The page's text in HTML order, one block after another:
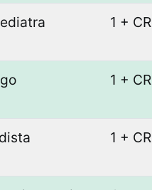
1 + CR
1 + CR
1 + CR